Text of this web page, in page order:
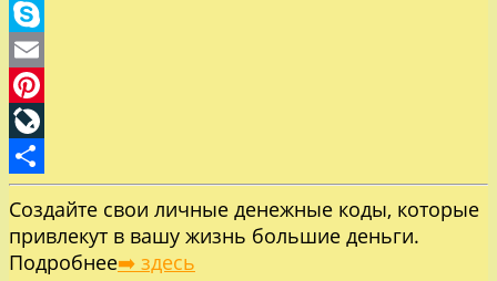
Odnoklassniki
Skype
Email
Pinterest
LiveJournal
Отправить
Создайте свои личные денежные коды, которые
привлекут в вашу жизнь большие деньги.
Подробнее➡️ здесь